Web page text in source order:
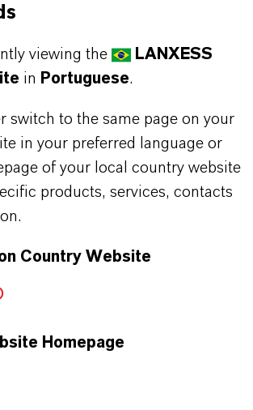
PRODUTO
viewing the
LANXESS
in Portuguese.
switch to the same page on your
in your preferred language or
of your local country website
products, services, contacts
Country Website
Homepage